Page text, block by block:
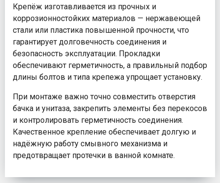
Крепёж изготавливается из прочных и
коррозионностойких материалов — нержавеющей
стали или пластика повышенной прочности, что
гарантирует долговечность соединения и
безопасность эксплуатации. Прокладки
обеспечивают герметичность, а правильный подбор
длины болтов и типа крепежа упрощает установку.
При монтаже важно точно совместить отверстия
бачка и унитаза, закрепить элементы без перекосов
и контролировать герметичность соединения.
Качественное крепление обеспечивает долгую и
надёжную работу смывного механизма и
предотвращает протечки в ванной комнате.